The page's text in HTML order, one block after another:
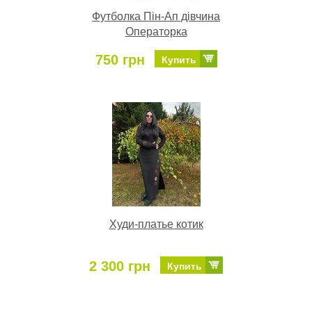
Футболка Пін-Ап дівчина
Операторка
750 грн Купить
Худи-платье котик
2 300 грн Купить